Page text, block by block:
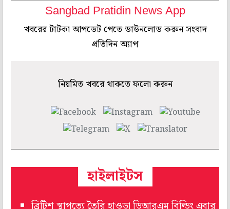
Sangbad Pratidin News App
খবরের টাটকা আপডেট পেতে ডাউনলোড করুন সংবাদ
প্রতিদিন অ্যাপ
নিয়মিত খবরে থাকতে ফলো করুন
হাইলাইটস